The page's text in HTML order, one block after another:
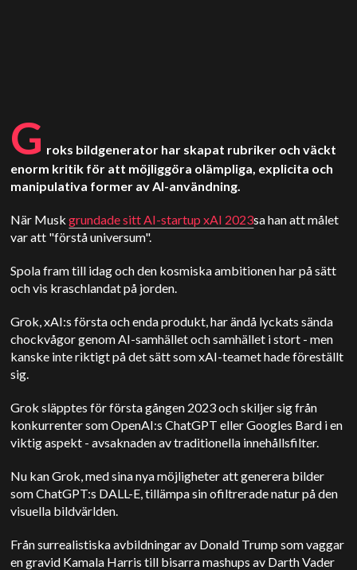
G roks bildgenerator har skapat rubriker och väckt
enorm kritik för att möjliggöra olämpliga, explicita och
manipulativa former av AI-användning.
När Muskgrundade sitt AI-startup xAI 2023sa han att målet
var att "förstå universum".
Spola fram till idag och den kosmiska ambitionen har på sätt
och vis kraschlandat på jorden.
Grok, xAI:s första och enda produkt, har ändå lyckats sända
chockvågor genom AI-samhället och samhället i stort -men
kanske inte riktigt på det sätt som xAI-teamet hade föreställt
sig.
Grok släpptes för första gången 2023 och skiljer sig från
konkurrenter som OpenAI:s ChatGPT eller Googles Bard i en
viktig aspekt - avsaknaden av traditionella innehållsfilter.
Nu kan Grok, med sina nya möjligheter att generera bilder
som ChatGPT:s DALL-E, tillämpa sin ofiltrerade natur på den
visuella bildvärlden.
Från surrealistiska avbildningar av Donald Trump som vaggar
en gravid Kamala Harris till bisarra mashups av Darth Vader